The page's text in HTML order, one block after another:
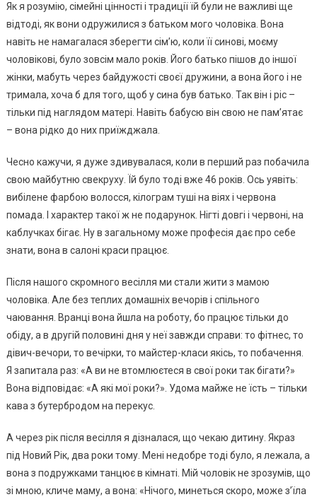
Як я розумію, сімейні цінності і традиції їй були не важливі ще
відтоді, як вони одружилися з батьком мого чоловіка. Вона
навіть не намагалася зберегти сім’ю, коли її синові, моєму
чоловікові, було зовсім мало років. Його батько пішов до іншої
жінки, мабуть через байдужості своєї дружини, а вона його і не
тримала, хоча б для того, щоб у сина був батько. Так він і ріс –
тільки під наглядом матері. Навіть бабусю він свою не пам’ятає
– вона рідко до них приїжджала.
Чесно кажучи, я дуже здивувалася, коли в перший раз побачила
свою майбутню свекруху. Їй було тоді вже 46 років. Ось уявіть:
вибілене фарбою волосся, кілограм туші на віях і червона
помада. І характер такої ж не подарунок. Нігті довгі і червоні, на
каблучках бігає. Ну в загальному може професія дає про себе
знати, вона в салоні краси працює.
Після нашого скромного весілля ми стали жити з мамою
чоловіка. Але без теплих домашніх вечорів і спільного
чаювання. Вранці вона йшла на роботу, бо працює тільки до
обіду, а в другій половині дня у неї завжди справи: то фітнес, то
дівич-вечори, то вечірки, то майстер-класи якісь, то побачення.
Я запитала раз: «А ви не втомлюєтеся в свої роки так бігати?»
Вона відповідає: «А які мої роки?». Удома майже не їсть – тільки
кава з бутербродом на перекус.
А через рік після весілля я дізналася, що чекаю дитину. Якраз
під Новий Рік, два роки тому. Мені недобре тоді було, я лежала, а
вона з подружками танцює в кімнаті. Мій чоловік не зрозумів, що
зі мною, кличе маму, а вона: «Нічого, минеться скоро, може з’їла